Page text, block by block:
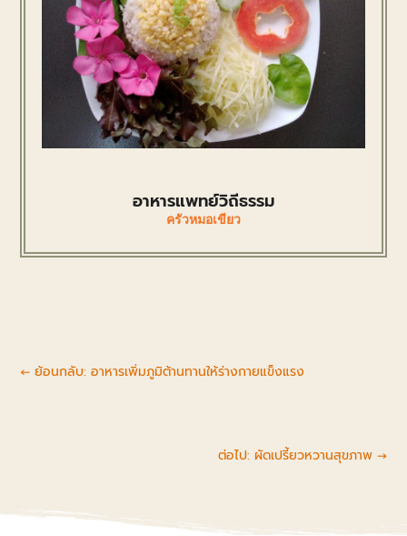
อาหารแพทย์วิถีธรรม
ครัวหมอเขียว
←ย้อนกลับ: อาหารเพิ่มภูมิต้านทานให้ร่างกายแข็งแรง
ต่อไป: ผัดเปรี้ยวหวานสุขภาพ→